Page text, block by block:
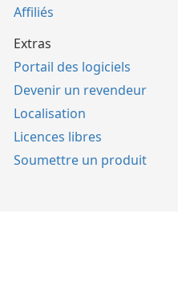
Affiliés
Extras
Portail des logiciels
Devenir un revendeur
Localisation
Licences libres
Soumettre un produit